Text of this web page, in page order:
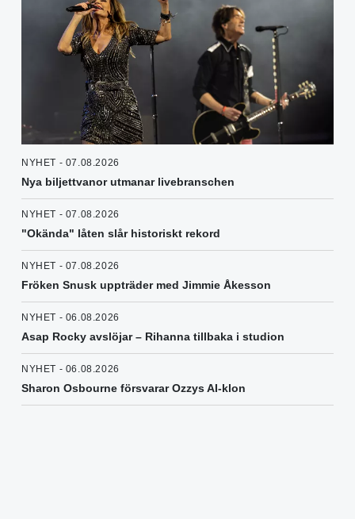
NYHET - 07.08.2026
Nya biljettvanor utmanar livebranschen
NYHET - 07.08.2026
"Okända" låten slår historiskt rekord
NYHET - 07.08.2026
Fröken Snusk uppträder med Jimmie Åkesson
NYHET - 06.08.2026
Asap Rocky avslöjar – Rihanna tillbaka i studion
NYHET - 06.08.2026
Sharon Osbourne försvarar Ozzys AI-klon